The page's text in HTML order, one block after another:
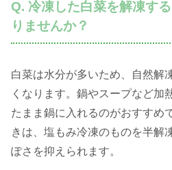
Q. 冷凍した白菜を解凍す
りませんか？
白菜は水分が多いため、自然解
くなります。鍋やスープなど加
たまま鍋に入れるのがおすすめ
きは、塩もみ冷凍のものを半解
ぽさを抑えられます。